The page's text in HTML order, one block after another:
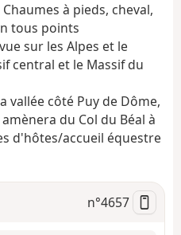
v
o
n
à pieds, cheval,
tous points
sur les Alpes et le
central et le Massif du
vallée côté Puy de Dôme,
du Col du Béal à
d'hôtes/accueil équestre
n°4657